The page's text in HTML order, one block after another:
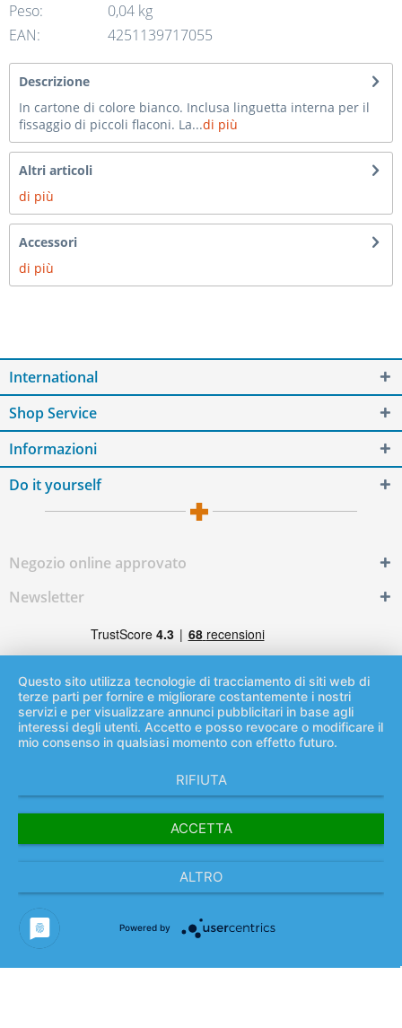
Peso:
0,04 kg
EAN:
4251139717055
Descrizione
In cartone di colore bianco. Inclusa linguetta interna per il
fissaggio di piccoli flaconi. La...di più
Altri articoli
di più
Accessori
di più
International
Shop Service
Informazioni
Do it yourself
Negozio online approvato
Newsletter
* Tutti i prezzi IVA piùcosti di spedizioneed e eventuali costi
per pagamenti in contrassegno, se non altrimenti indicato.
Condizioni Generali di Contratto, informazioni per il cliente
Informativa sulla privacy in base al Regolamento generale sulla protezione
dei dati
Informazioni relative all’esercizio del diritto di recesso & Modulo di recesso
Questo sito utilizza tecnologie di tracciamento di siti web di
terze parti per fornire e migliorare costantemente i nostri
servizi e per visualizzare annunci pubblicitari in base agli
interessi degli utenti. Accetto e posso revocare o modificare il
mio consenso in qualsiasi momento con effetto futuro.
RIFIUTA
ACCETTA
ALTRO
Powered by